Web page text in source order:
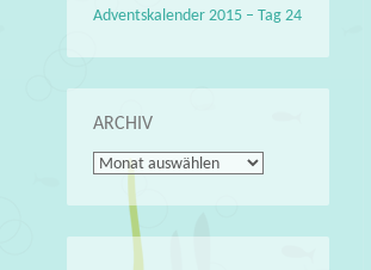
Adventskalender 2015 – Tag 24
ARCHIV
Archiv